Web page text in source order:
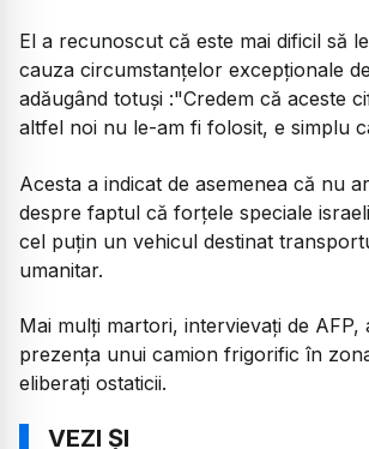
El a recunoscut că este mai dificil să
cauza circumstanţelor excepţionale
adăugând totuşi :"Credem că aceste
altfel noi nu le-am fi folosit, e simplu
Acesta a indicat de asemenea că nu
despre faptul că forţele speciale
cel puţin un vehicul destinat
umanitar.
Mai mulţi martori, intervievaţi de AFP,
prezenţa unui camion frigorific în
eliberaţi ostaticii.